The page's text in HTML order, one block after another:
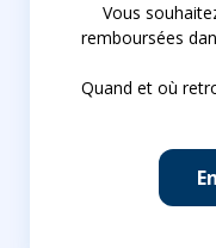
Vous
remboursées
Quand et où